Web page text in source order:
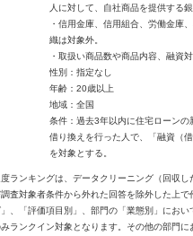
人に対して、自社商品を提供する銀
・信用金庫、信用組合、労働金庫
織は対象外。
・取扱い商品数や商品内容、融資
性別：指定なし
年齢：20歳以上
地域：全国
条件：過去3年以内に住宅ローンの
借り換えを行った人で、「融資（
を対象とする。
ランキングは、データクリーニング（回収し
査対象者条件から外れた回答を除外した上で
、「評価項目別」、部門の「業態別」におい
ランクイン対象となります。その他の部門に